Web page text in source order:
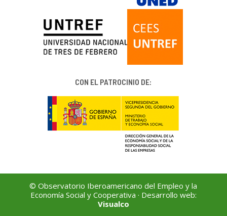
CON EL PATROCINIO DE:
© Observatorio Iberoamericano del Empleo y la
Economía Social y Cooperativa · Desarrollo web:
Visualco